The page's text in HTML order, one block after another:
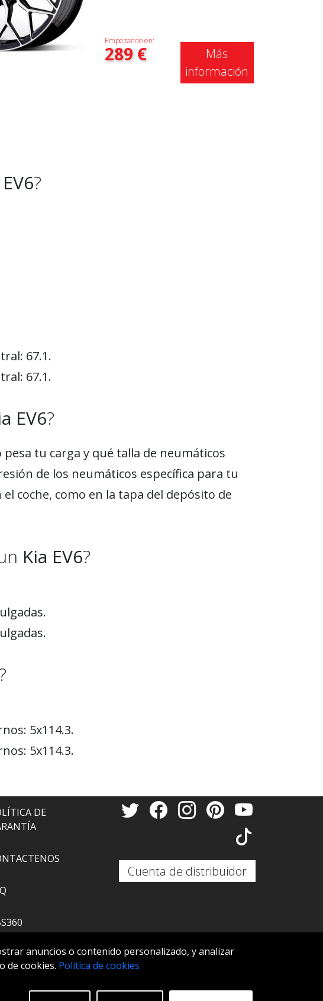
anuncios o contenido personalizado, y analizar
de cookies. Política de cookies
Empezando en:
289€
Más
información
?
67.1.
67.1.
EV6?
tu carga y qué talla de neumáticos
de los neumáticos específica para tu
coche, como en la tapa del depósito de
Kia EV6?
?
5x114.3.
5x114.3.
DE
Cuenta de distribuidor